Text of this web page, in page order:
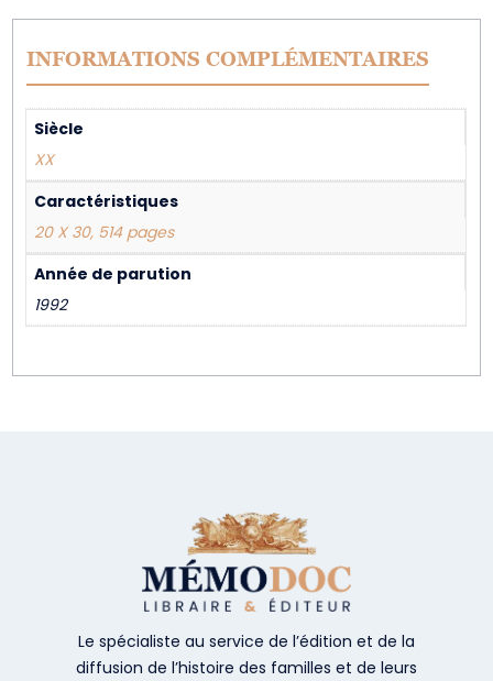
INFORMATIONS COMPLÉMENTAIRES
Siècle
XX
Caractéristiques
20 X 30, 514 pages
Année de parution
1992
Le spécialiste au service de l’édition et de la
diffusion de l’histoire des familles et de leurs